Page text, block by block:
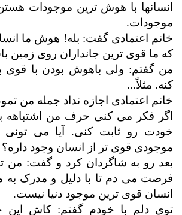
انسانها با هوش ترین موجودات
موجودات.
خانم اعتمادی گفت: بله! هوش ما
که ما قوی ترین جانداران روی زمین
من گفتم: ولی باهوش بودن با
کنه. مثلاً...
خانم اعتمادی اجازه نداد جمله من
اگر فکر می کنی حرف من اشتباهه
خودت رو ثابت کنی. آیا می تونی
موجودی قوی تر از انسان وجود داره؟
بعد رو به شاگردان کرد و گفت: من
فرصت می دم تا با دلیل و مدرک به
انسان قوی ترین موجود دنیا نیست.
توی دلم با خودم گفتم: کاش این